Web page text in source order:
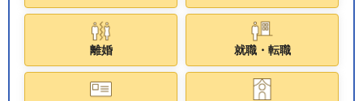
離婚 就職・転職